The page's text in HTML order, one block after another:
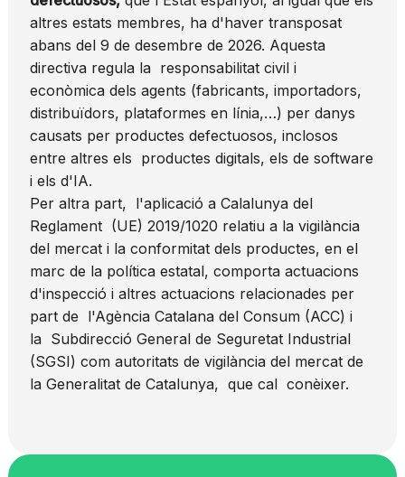
altres estats membres, ha d'haver transposat
abans del 9 de desembre de 2026. Aquesta
directiva regula la responsabilitat civil i
econòmica dels agents (fabricants, importadors,
distribuïdors, plataformes en línia,…) per danys
causats per productes defectuosos, inclosos
entre altres els productes digitals, els de software
i els d'IA.
Per altra part, l'aplicació a Calalunya del
Reglament (UE) 2019/1020 relatiu a la vigilància
del mercat i la conformitat dels productes, en el
marc de la política estatal, comporta actuacions
d'inspecció i altres actuacions relacionades per
part de l'Agència Catalana del Consum (ACC) i
la Subdirecció General de Seguretat Industrial
(SGSI) com autoritats de vigilància del mercat de
la Generalitat de Catalunya, que cal conèixer.